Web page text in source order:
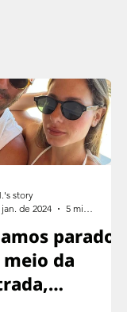
parados
da
story
de 2024
5 min de leitura